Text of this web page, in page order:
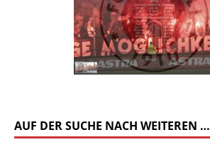
AUF DER SUCHE NACH WEITEREN …